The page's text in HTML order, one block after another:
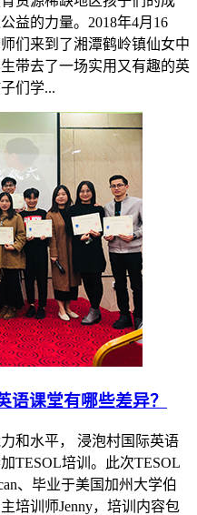
益的力量。2018年4月16
们来到了湘潭鹤岭镇仙女中
带去了一场实用又有趣的英
们学...
课堂有哪些差异？
和水平， 浸泡村国际英语
TESOL培训。此次TESOL
、毕业于美国加州大学伯
培训师Jenny，培训内容包